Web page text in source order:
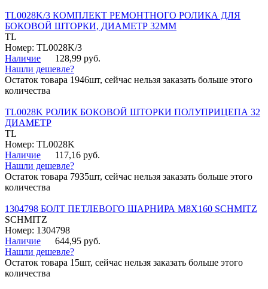
TL0028K/3 КОМПЛЕКТ РЕМОНТНОГО РОЛИКА ДЛЯ
БОКОВОЙ ШТОРКИ, ДИАМЕТР 32ММ
TL
Номер: TL0028K/3
Наличие
128,99 руб.
Нашли дешевле?
Остаток товара 1946шт, сейчас нельзя заказать больше этого
количества
TL0028K РОЛИК БОКОВОЙ ШТОРКИ ПОЛУПРИЦЕПА 32
ДИАМЕТР
TL
Номер: TL0028K
Наличие
117,16 руб.
Нашли дешевле?
Остаток товара 7935шт, сейчас нельзя заказать больше этого
количества
1304798 БОЛТ ПЕТЛЕВОГО ШАРНИРА М8Х160 SCHMITZ
SCHMITZ
Номер: 1304798
Наличие
644,95 руб.
Нашли дешевле?
Остаток товара 15шт, сейчас нельзя заказать больше этого
количества